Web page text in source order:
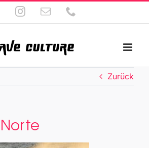
FacebookInstagram
E-
Mail
Zurück